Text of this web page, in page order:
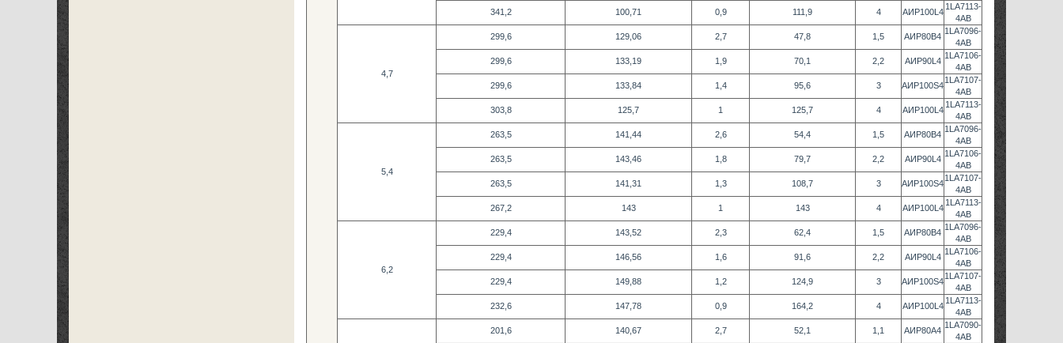
341,2
100,71 0,9 111,9 4 АИР100L4
1LA7113-
4AB
4,7
299,6 129,06 2,7 47,8 1,5 АИР80В4
1LA7096-
4AB
299,6
133,19 1,9 70,1 2,2 АИР90L4
1LA7106-
4AB
299,6
133,84 1,4 95,6 3 АИР100S4
1LA7107-
4AB
303,8
125,7 1 125,7 4 АИР100L4
1LA7113-
4AB
5,4
263,5 141,44 2,6 54,4 1,5 АИР80В4
1LA7096-
4AB
263,5
143,46 1,8 79,7 2,2 АИР90L4
1LA7106-
4AB
263,5
141,31 1,3 108,7 3 АИР100S4
1LA7107-
4AB
267,2
143 1 143 4 АИР100L4
1LA7113-
4AB
6,2
229,4 143,52 2,3 62,4 1,5 АИР80В4
1LA7096-
4AB
229,4
146,56 1,6 91,6 2,2 АИР90L4
1LA7106-
4AB
229,4
149,88 1,2 124,9 3 АИР100S4
1LA7107-
4AB
232,6
147,78 0,9 164,2 4 АИР100L4
1LA7113-
4AB
201,6 140,67 2,7 52,1 1,1 АИР80А4
1LA7090-
4AB